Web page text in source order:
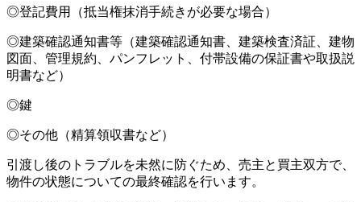
◎登記費用（抵当権抹消手続きが必要な場合）
◎建築確認通知書等（建築確認通知書、建築検査済証、建物
図面、管理規約、パンフレット、付帯設備の保証書や取扱説
明書など）
◎鍵
◎その他（精算領収書など）
引渡し後のトラブルを未然に防ぐため、売主と買主双方で、
物件の状態についての最終確認を行います。